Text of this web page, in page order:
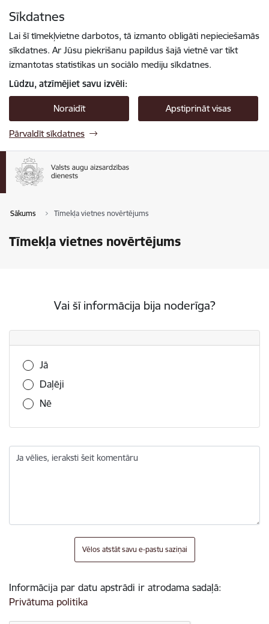
Sīkdatnes
Lai šī tīmekļvietne darbotos, tā izmanto obligāti nepieciešamās
sīkdatnes. Ar Jūsu piekrišanu papildus šajā vietnē var tikt
izmantotas statistikas un sociālo mediju sīkdatnes.
Lūdzu, atzīmējiet savu izvēli:
Noraidīt Apstiprināt visas
Pārvaldīt sīkdatnes
Sākums Tīmekļa vietnes novērtējums
Tīmekļa vietnes novērtējums
Vai šī informācija bija noderīga?
Vai šī informācija bija noderīga?
Jā
Daļēji
Nē
Ja vēlies, ieraksti šeit komentāru
Vēlos atstāt savu e-pastu saziņai
Informācija par datu apstrādi ir atrodama sadaļā:
Privātuma politika